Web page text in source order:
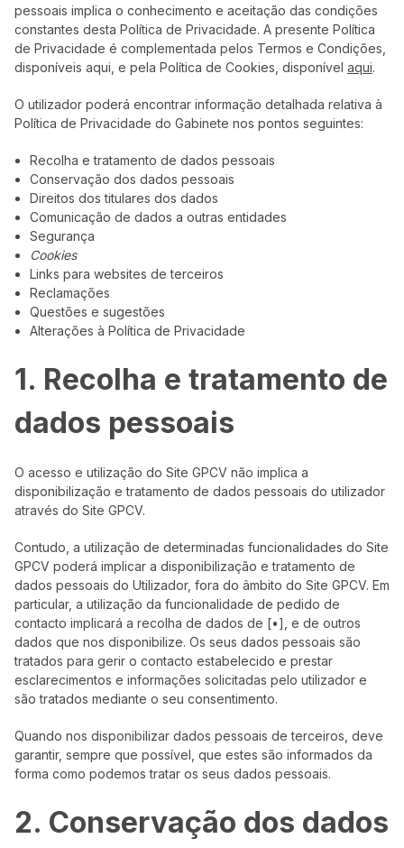
pessoais implica o conhecimento e aceitação das condições
constantes desta Política de Privacidade. A presente Política
de Privacidade é complementada pelos Termos e Condições,
disponíveis aqui, e pela Política de Cookies, disponível aqui.
O utilizador poderá encontrar informação detalhada relativa à
Política de Privacidade do Gabinete nos pontos seguintes:
Recolha e tratamento de dados pessoais
Conservação dos dados pessoais
Direitos dos titulares dos dados
Comunicação de dados a outras entidades
Segurança
Cookies
Links para websites de terceiros
Reclamações
Questões e sugestões
Alterações à Política de Privacidade
1. Recolha e tratamento de
dados pessoais
O acesso e utilização do Site GPCV não implica a
disponibilização e tratamento de dados pessoais do utilizador
através do Site GPCV.
Contudo, a utilização de determinadas funcionalidades do Site
GPCV poderá implicar a disponibilização e tratamento de
dados pessoais do Utilizador, fora do âmbito do Site GPCV. Em
particular, a utilização da funcionalidade de pedido de
contacto implicará a recolha de dados de [•], e de outros
dados que nos disponibilize. Os seus dados pessoais são
tratados para gerir o contacto estabelecido e prestar
esclarecimentos e informações solicitadas pelo utilizador e
são tratados mediante o seu consentimento.
Quando nos disponibilizar dados pessoais de terceiros, deve
garantir, sempre que possível, que estes são informados da
forma como podemos tratar os seus dados pessoais.
2. Conservação dos dados